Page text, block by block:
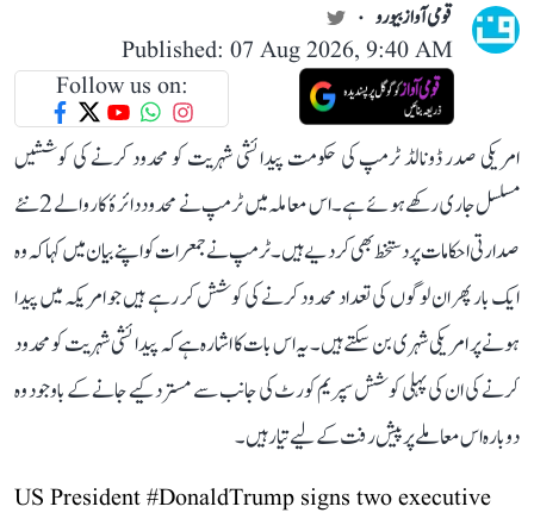
قومی آواز بیورو
Published: 07 Aug 2026, 9:40 AM
Follow us on:
امریکی صدر ڈونالڈ ٹرمپ کی حکومت پیدائشی شہریت کو محدود کرنے کی کوششیں
مسلسل جاری رکھے ہوئے ہے۔ اس معاملہ میں ٹرمپ نے محدود دائرۂ کار والے 2 نئے
صدارتی احکامات پر دستخط بھی کر دیے ہیں۔ ٹرمپ نے جمعرات کو اپنے بیان میں کہا کہ وہ
ایک بار پھر ان لوگوں کی تعداد محدود کرنے کی کوشش کر رہے ہیں جو امریکہ میں پیدا
ہونے پر امریکی شہری بن سکتے ہیں۔ یہ اس بات کا اشارہ ہے کہ پیدائشی شہریت کو محدود
کرنے کی ان کی پہلی کوشش سپریم کورٹ کی جانب سے مسترد کیے جانے کے باوجود وہ
دوبارہ اس معاملے پر پیش رفت کے لیے تیار ہیں۔
US President#DonaldTrump signs two executive